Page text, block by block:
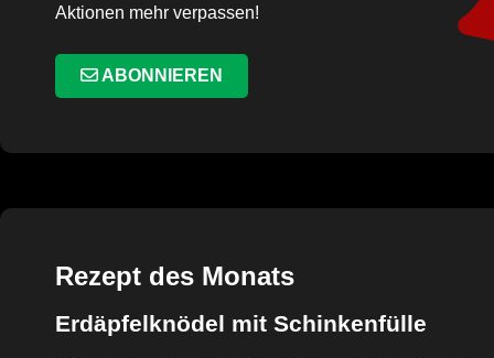
Aktionen mehr verpassen!
ABONNIEREN
Rezept des Monats
Erdäpfelknödel mit Schinkenfülle